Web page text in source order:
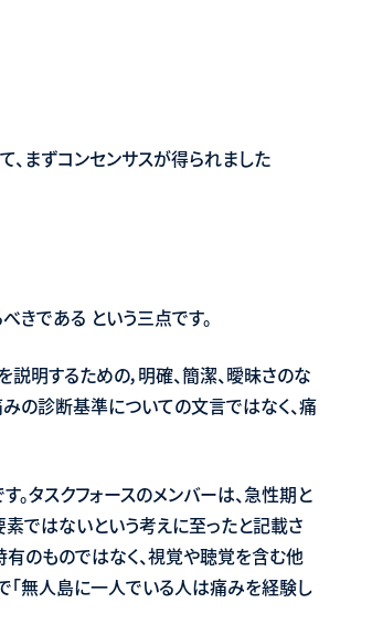
まずコンセンサスが得られました
きである という三点です。
明するための，明確、簡潔、曖昧さのな
の診断基準についての文言ではなく、痛
タスクフォースのメンバーは、急性期と
ではないという考えに至ったと記載さ
のものではなく、視覚や聴覚を含む他
「無人島に一人でいる人は痛みを経験し